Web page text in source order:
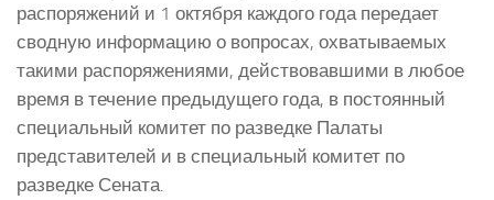
распоряжений и 1 октября каждого года передает
сводную информацию о вопросах, охватываемых
такими распоряжениями, действовавшими в любое
время в течение предыдущего года, в постоянный
специальный комитет по разведке Палаты
представителей и в специальный комитет по
разведке Сената.